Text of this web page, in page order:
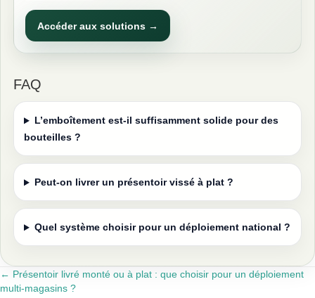
Accéder aux solutions →
FAQ
L’emboîtement est-il suffisamment solide pour des
bouteilles ?
Peut-on livrer un présentoir vissé à plat ?
Quel système choisir pour un déploiement national ?
Posts
← Présentoir livré monté ou à plat : que choisir pour un déploiement
multi-magasins ?